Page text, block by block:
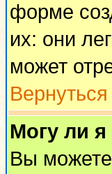
форме
их: они
может
Могу ли я
Вы можете